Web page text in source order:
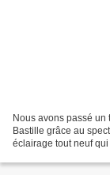
Nous avons passé un
Bastille grâce au
éclairage tout neuf